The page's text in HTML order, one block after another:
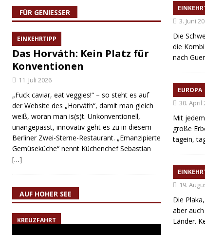
Der
3. Juni
Die
die
nach
EUROPA
30. April
Mit
große
tagein,
19.
Die
aber
Länder.
FÜR GENIESSER
EINKEHRTIPP
Das Horváth: Kein Platz für
Konventionen
11. Juli 2026
„Fuck caviar, eat veggies!“ – so steht es auf
der Website des „Horváth“, damit man gleich
weiß, woran man is(s)t. Unkonventionell,
unangepasst, innovativ geht es zu in diesem
Berliner Zwei-Sterne-Restaurant. „Emanzipierte
Gemüseküche“ nennt Küchenchef Sebastian
[…]
AUF HOHER SEE
KREUZFAHRT